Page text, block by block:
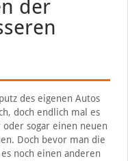
der
des eigenen Autos
doch endlich mal es
sogar einen neuen
Doch bevor man die
noch einen anderen